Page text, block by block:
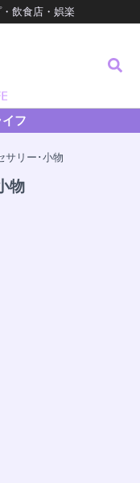
飲食店・娯楽
検
フ
サリー･小物
物